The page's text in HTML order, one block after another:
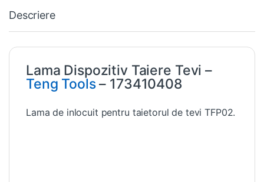
Descriere
Lama Dispozitiv Taiere Tevi –
Teng Tools– 173410408
Lama de inlocuit pentru taietorul de tevi TFP02.